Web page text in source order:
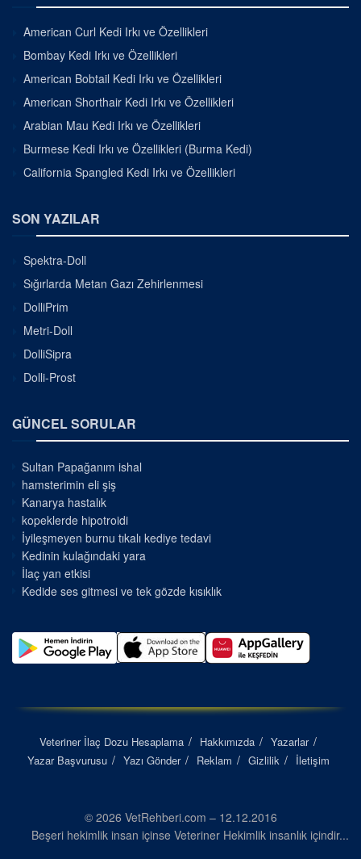
American Curl Kedi Irkı ve Özellikleri
Bombay Kedi Irkı ve Özellikleri
American Bobtail Kedi Irkı ve Özellikleri
American Shorthair Kedi Irkı ve Özellikleri
Arabian Mau Kedi Irkı ve Özellikleri
Burmese Kedi Irkı ve Özellikleri (Burma Kedi)
California Spangled Kedi Irkı ve Özellikleri
SON YAZILAR
Spektra-Doll
Sığırlarda Metan Gazı Zehirlenmesi
DolliPrim
Metri-Doll
DolliSipra
Dolli-Prost
GÜNCEL SORULAR
Sultan Papağanım ishal
hamsterimin eli şiş
Kanarya hastalık
kopeklerde hipotroidi
İyileşmeyen burnu tıkalı kediye tedavi
Kedinin kulağındaki yara
İlaç yan etkisi
Kedide ses gitmesi ve tek gözde kısıklık
Veteriner İlaç Dozu Hesaplama Hakkımızda
Yazarlar
Yazar Başvurusu
Yazı Gönder Reklam Gizlilik İletişim
© 2026 VetRehberi.com – 12.12.2016
Beşeri hekimlik insan içinse Veteriner Hekimlik insanlık içindir...